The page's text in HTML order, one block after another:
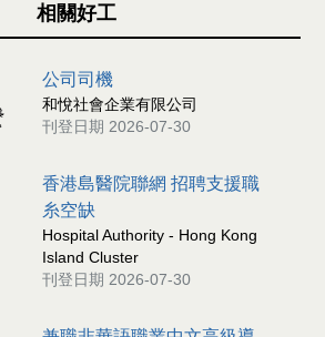
相關好工
公司司機
和悅社會企業有限公司
刊登日期 2026-07-30
香港島醫院聯網 招聘支援職
糸空缺
Hospital Authority - Hong Kong
Island Cluster
刊登日期 2026-07-30